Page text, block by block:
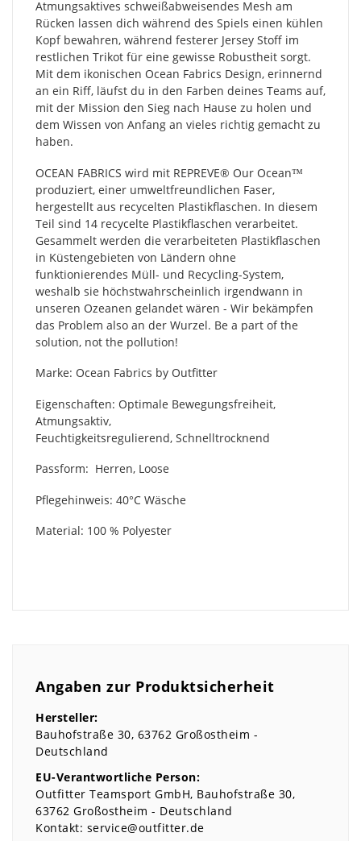
Atmungsaktives schweißabweisendes Mesh am
Rücken lassen dich während des Spiels einen kühlen
Kopf bewahren, während festerer Jersey Stoff im
restlichen Trikot für eine gewisse Robustheit sorgt.
Mit dem ikonischen Ocean Fabrics Design, erinnernd
an ein Riff, läufst du in den Farben deines Teams auf,
mit der Mission den Sieg nach Hause zu holen und
dem Wissen von Anfang an vieles richtig gemacht zu
haben.
OCEAN FABRICS wird mit REPREVE®️ Our Ocean™
produziert, einer umweltfreundlichen Faser,
hergestellt aus recycelten Plastikflaschen. In diesem
Teil sind 14 recycelte Plastikflaschen verarbeitet.
Gesammelt werden die verarbeiteten Plastikflaschen
in Küstengebieten von Ländern ohne
funktionierendes Müll- und Recycling-System,
weshalb sie höchstwahrscheinlich irgendwann in
unseren Ozeanen gelandet wären - Wir bekämpfen
das Problem also an der Wurzel. Be a part of the
solution, not the pollution!
Marke: Ocean Fabrics by Outfitter
Eigenschaften: Optimale Bewegungsfreiheit,
Atmungsaktiv,
Feuchtigkeitsregulierend, Schnelltrocknend
Passform: Herren, Loose
Pflegehinweis: 40°C Wäsche
Material: 100 % Polyester
Angaben zur Produktsicherheit
Hersteller:
Bauhofstraße 30 63762 Großostheim
Deutschland
EU-Verantwortliche Person:
Outfitter Teamsport GmbH Bauhofstraße 30
63762 Großostheim
Deutschland
Kontakt: service@outfitter.de